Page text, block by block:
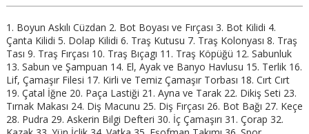
1. Boyun Askılı Cüzdan 2. Bot Boyası ve Fırçası 3. Bot Kilidi 4.
Çanta Kilidi 5. Dolap Kilidi 6. Traş Kutusu 7. Traş Kolonyası 8. Traş
Tası 9. Traş Fırçası 10. Traş Bıçagı 11. Traş Köpüğü 12. Sabunluk
13. Sabun ve Şampuan 14. El, Ayak ve Banyo Havlusu 15. Terlik 16.
Lif, Çamaşır Filesi 17. Kirli ve Temiz Çamaşır Torbası 18. Cırt Cırt
19. Çatal İğne 20. Paça Lastiği 21. Ayna ve Tarak 22. Dikiş Seti 23.
Tırnak Makası 24. Diş Macunu 25. Diş Fırçası 26. Bot Bağı 27. Keçe
28. Pudra 29. Askerin Bilgi Defteri 30. İç Çamaşırı 31. Çorap 32.